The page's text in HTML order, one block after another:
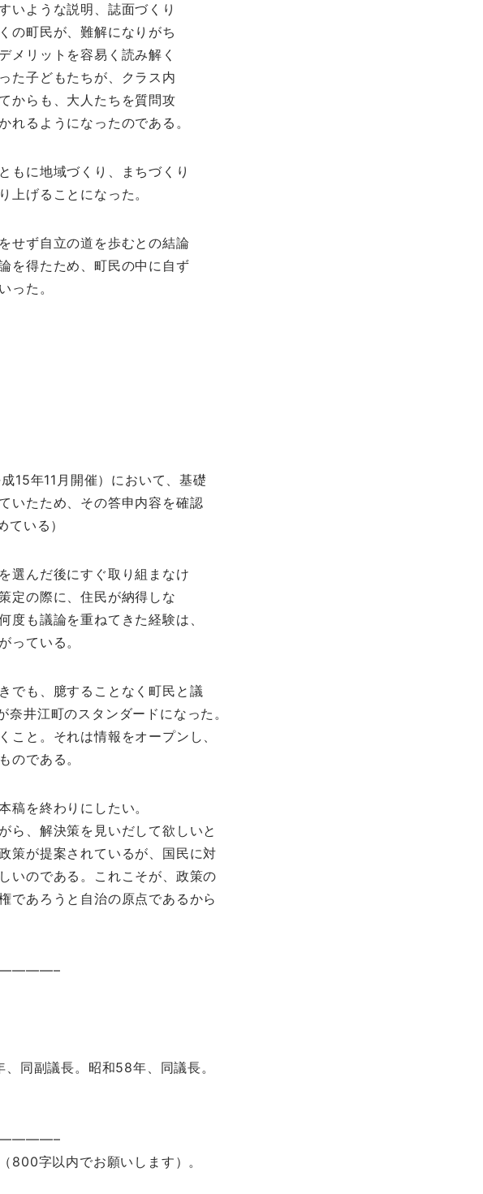
いような説明、誌面づくり
の町民が、難解になりがち
メリットを容易く読み解く
た子どもたちが、クラス内
からも、大人たちを質問攻
れるようになったのである。
もに地域づくり、まちづくり
上げることになった。
せず自立の道を歩むとの結論
を得たため、町民の中に自ず
った。
15年11月開催）において、基礎
いたため、その答申内容を確認
ている）
選んだ後にすぐ取り組まなけ
定の際に、住民が納得しな
度も議論を重ねてきた経験は、
っている。
でも、臆することなく町民と議
井江町のスタンダードになった。
こと。それは情報をオープンし、
のである。
稿を終わりにしたい。
ら、解決策を見いだして欲しいと
策が提案されているが、国民に対
いのである。これこそが、政策の
であろうと自治の原点であるから
同副議長。昭和58年、同議長。
800字以内でお願いします）。